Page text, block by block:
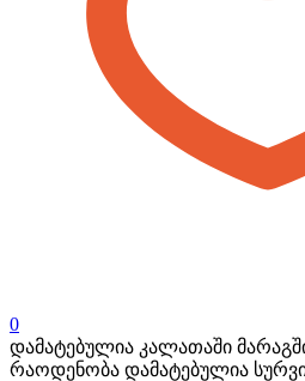
0
დამატებულია კალათაში
რაოდენობა დამატებულია